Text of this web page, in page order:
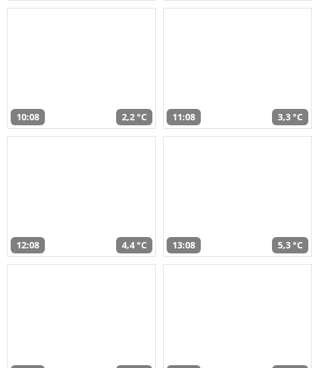
10:08 2,2 °C 11:08 3,3 °C
12:08 4,4 °C 13:08 5,3 °C